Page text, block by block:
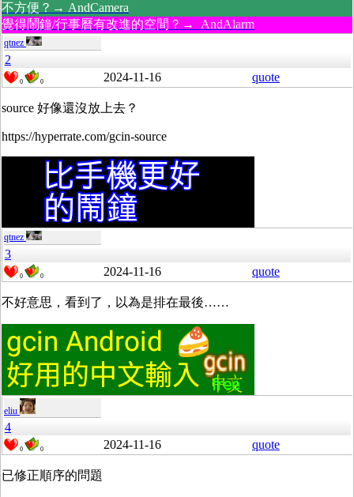
不方便？→ AndCamera
覺得鬧鐘/行事曆有改進的空間？→ AndAlarm
qtnez
2
0 0 2024-11-16 quote
source 好像還沒放上去？
https://hyperrate.com/gcin-source
qtnez
3
0 0 2024-11-16 quote
不好意思，看到了，以為是排在最後……
eliu
4
0 0 2024-11-16 quote
已修正順序的問題